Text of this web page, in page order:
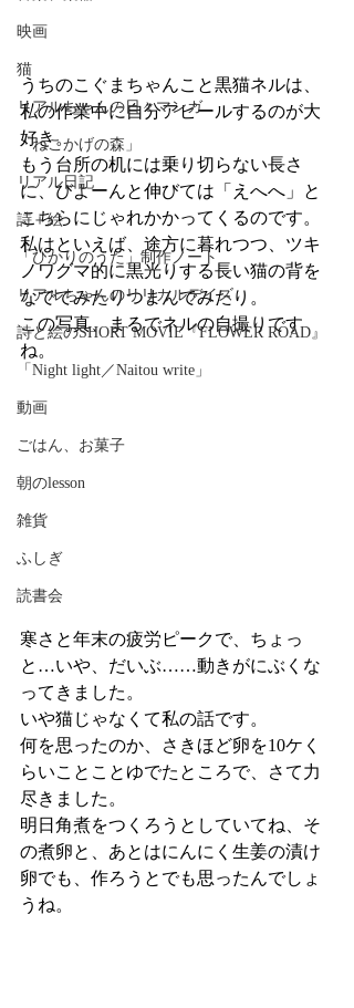
映画
猫
リアルちゃんの日々マンガ
「ねこかげの森」
リアル日記
詩＋絵
「ひかりのうた」制作ノート
リアルちゃんのリリカルデイズ
詩と絵のSHORT MOVIE『FLOWER ROAD』
「Night light／Naitou write」
動画
ごはん、お菓子
朝のlesson
雑貨
ふしぎ
読書会
うちのこぐまちゃんこと黒猫ネルは、
私の作業中に自分アピールするのが大
好き。
もう台所の机には乗り切らない長さ
に、びよーんと伸びては「えへへ」と
こちらにじゃれかかってくるのです。
私はといえば、途方に暮れつつ、ツキ
ノワグマ的に黒光りする長い猫の背を
なでてみたりつまんでみたり。
この写真、まるでネルの自撮りです
ね。
寒さと年末の疲労ピークで、ちょっ
と…いや、だいぶ……動きがにぶくな
ってきました。
いや猫じゃなくて私の話です。
何を思ったのか、さきほど卵を10ケく
らいことことゆでたところで、さて力
尽きました。
明日角煮をつくろうとしていてね、そ
の煮卵と、あとはにんにく生姜の漬け
卵でも、作ろうとでも思ったんでしょ
うね。